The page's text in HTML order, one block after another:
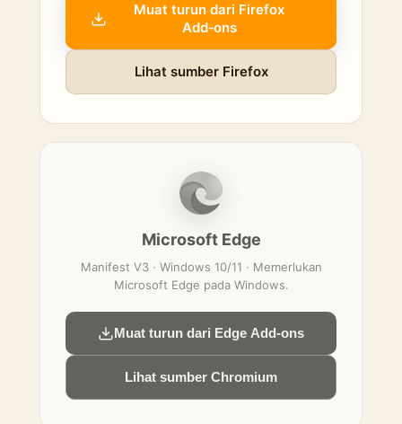
Muat turun dari Firefox
Add‑ons
Lihat sumber Firefox
Microsoft Edge
Manifest V3 · Windows 10/11 · Memerlukan
Microsoft Edge pada Windows.
Muat turun dari Edge Add-ons
Lihat sumber Chromium